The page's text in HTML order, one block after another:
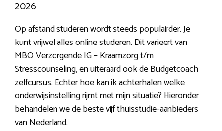
2026
Op afstand studeren wordt steeds populairder. Je
kunt vrijwel alles online studeren. Dit varieert van
MBO Verzorgende IG – Kraamzorg t/m
Stresscounseling, en uiteraard ook de Budgetcoach
zelfcursus. Echter hoe kan ik achterhalen welke
onderwijsinstelling rijmt met mijn situatie? Hieronder
behandelen we de beste vijf thuisstudie-aanbieders
van Nederland.